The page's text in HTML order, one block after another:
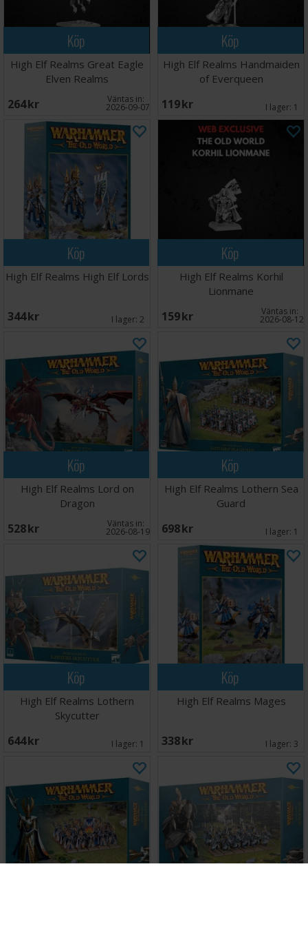
Köp
High Elf Realms Great Eagle
Elven Realms
264 SEK Väntas in:
2026-09-07
Köp
High Elf Realms Handmaiden
of Everqueen
119 SEK I lager: 1
Köp
High Elf Realms High Elf Lords
344 SEK I lager: 2
Köp
High Elf Realms Korhil
Lionmane
159 SEK Väntas in:
2026-08-12
Köp
High Elf Realms Lord on
Dragon
528 SEK Väntas in:
2026-08-19
Köp
High Elf Realms Lothern Sea
Guard
698 SEK I lager: 1
Köp
High Elf Realms Lothern
Skycutter
644 SEK I lager: 1
Köp
High Elf Realms Mages
338 SEK I lager: 3